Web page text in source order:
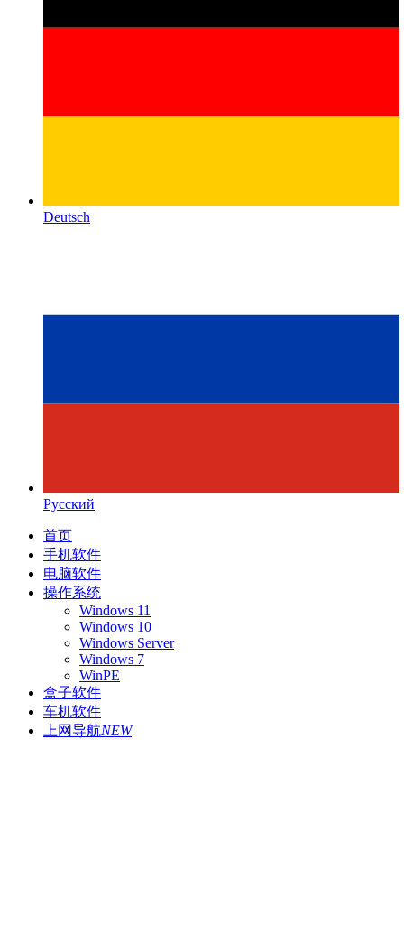
Deutsch
Русский
首页
手机软件
电脑软件
操作系统
Windows 11
Windows 10
Windows Server
Windows 7
WinPE
盒子软件
车机软件
上网导航NEW